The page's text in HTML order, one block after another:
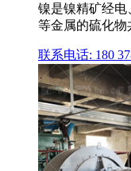
镍是镍精矿经
等金属的硫化物
联系电话: 180